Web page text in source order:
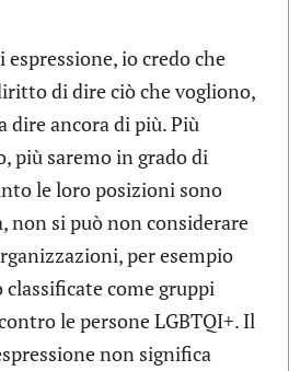
io credo che
di dire ciò che vogliono,
dire ancora di più. Più
più saremo in grado di
le loro posizioni sono
non si può non considerare
per esempio
come gruppi
le persone LGBTQI+. Il
non significa